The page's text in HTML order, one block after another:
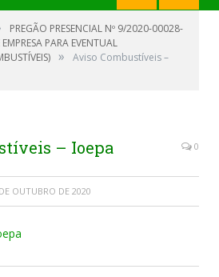
PREGÃO PRESENCIAL Nº 9/2020-00028-
PARA EVENTUAL
»
Aviso Combustíveis –
– Ioepa 0
OUTUBRO DE 2020